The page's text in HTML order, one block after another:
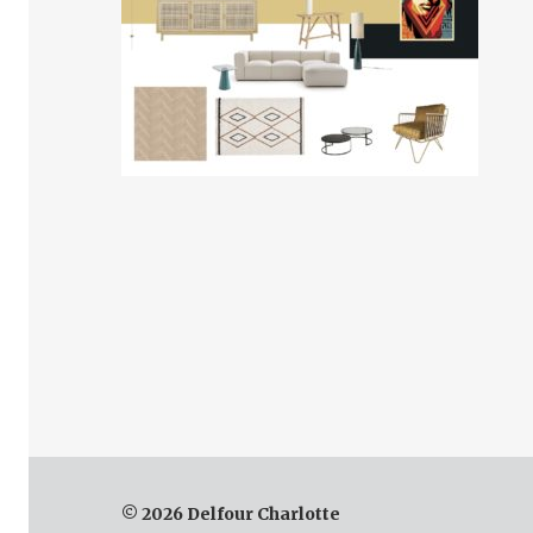
© 2026 Delfour Charlotte